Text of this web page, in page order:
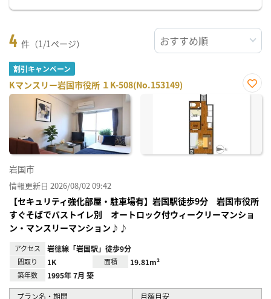
4 件（1/1ページ）
割引キャンペーン
Kマンスリー岩国市役所 １K-508(No.153149)
お気
岩国市
情報更新日 2026/08/02 09:42
【セキュリティ強化部屋・駐車場有】岩国駅徒歩9分 岩国市役所
すぐそばでバストイレ別 オートロック付ウィークリーマンショ
ン・マンスリーマンション♪♪
アクセス 岩徳線「岩国駅」徒歩9分
間取り 1K 面積 19.81m²
築年数 1995年 7月 築
プラン名・期間 月額目安